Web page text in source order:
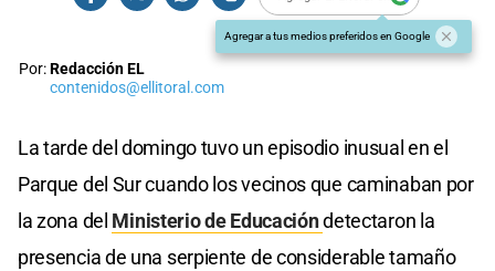
Agregar a tus medios preferidos en Google
Por:Redacción EL
contenidos@ellitoral.com
La tarde del domingo tuvo un episodio inusual en el
Parque del Sur cuando los vecinos que caminaban por
la zona del Ministerio de Educacióndetectaron la
presencia de una serpiente de considerable tamaño